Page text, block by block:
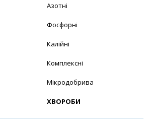
Азотні
Фосфорні
Калійні
Комплексні
Мікродобрива
ХВОРОБИ